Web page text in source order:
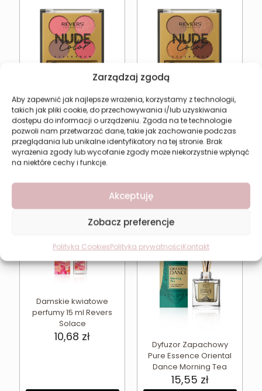
Zarządzaj zgodą
Aby zapewnić jak najlepsze wrażenia, korzystamy z technologii,
takich jak pliki cookie, do przechowywania i/lub uzyskiwania
dostępu do informacji o urządzeniu. Zgoda na te technologie
pozwoli nam przetwarzać dane, takie jak zachowanie podczas
przeglądania lub unikalne identyfikatory na tej stronie. Brak
wyrażenia zgody lub wycofanie zgody może niekorzystnie wpłynąć
na niektóre cechy i funkcje.
Akceptuję
Zobacz preferencje
Polityka CookiesPolityka prywatnościKontakt
Cienie do powiek nude
Revers Nude Color 04
14,49zł
Dodaj do koszyka
Cienie do powiek
Revers Nude Color 02
14,49zł
Dodaj do koszyka
Damskie kwiatowe
perfumy 15 ml Revers
Solace
10,68 zł
Dyfuzor Zapachowy
Pure Essence Oriental
Dance Morning Tea
15,55 zł